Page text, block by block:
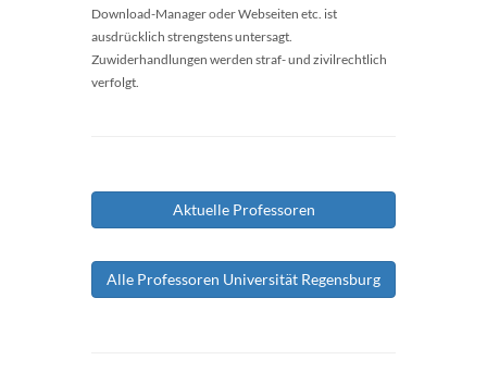
Download-Manager oder Webseiten etc. ist
ausdrücklich strengstens untersagt.
Zuwiderhandlungen werden straf- und zivilrechtlich
verfolgt.
Aktuelle Professoren
Alle Professoren Universität Regensburg